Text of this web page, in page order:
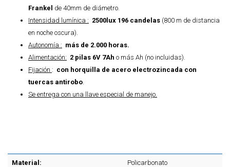
Frankel de 40mm de diámetro.
Intensidad lumínica : 2500lux 196 candelas (800 m de distancia
en noche oscura).
Autonomía : más de 2.000 horas.
Alimentación: 2 pilas 6V 7Ah o más Ah (no incluidas).
Fijación : con horquilla de acero electrozincada con
tuercas antirobo
Se entrega con una llave especial de manejo.
Material: Policarbonato